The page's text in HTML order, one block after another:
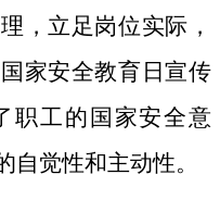
，立足岗位实际，
家安全教育日宣传
职工的国家安全意
觉性和主动性。